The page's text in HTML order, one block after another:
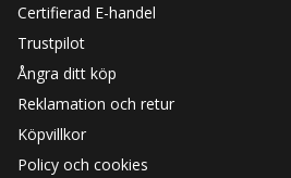
Certifierad E-handel
Trustpilot
Ångra ditt köp
Reklamation och retur
Köpvillkor
Policy och cookies